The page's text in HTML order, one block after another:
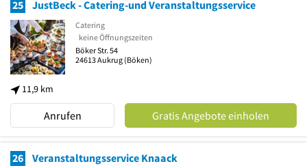
25 JustBeck - Catering-und Veranstaltungsservice
11,9 km
Catering
keine Öffnungszeiten
Böker Str. 54
24613Aukrug (Böken)
Anrufen Gratis Angebote einholen
26 Veranstaltungsservice Knaack